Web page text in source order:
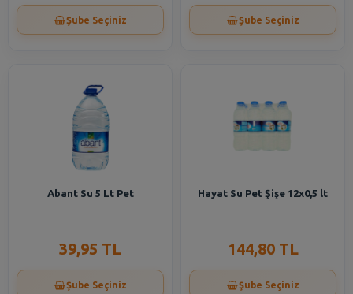
Şube Seçiniz Şube Seçiniz
Abant Su 5 Lt Pet
39,95 TL
Şube Seçiniz
Hayat Su Pet Şişe 12x0,5 lt
144,80 TL
Şube Seçiniz